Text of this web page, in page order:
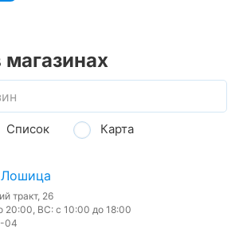
Список Карта
тракт, 26
ВС: с 10:00 до 18:00
04